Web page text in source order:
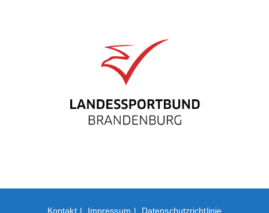
Kontakt Impressum Datenschutzrichtlinie